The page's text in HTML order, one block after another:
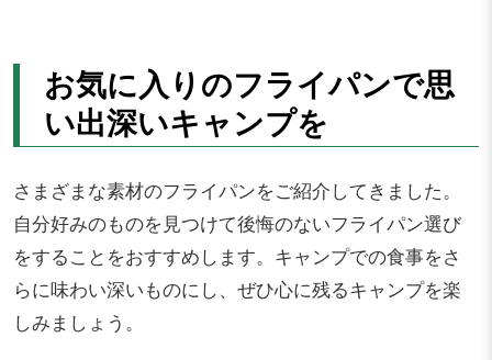
お気に入りのフライパンで思
い出深いキャンプを
さまざまな素材のフライパンをご紹介してきました。
自分好みのものを見つけて後悔のないフライパン選び
をすることをおすすめします。キャンプでの食事をさ
らに味わい深いものにし、ぜひ心に残るキャンプを楽
しみましょう。